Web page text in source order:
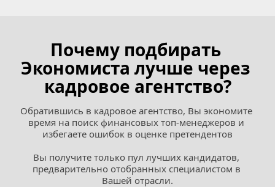
Почему подбирать
Экономиста лучше через
кадровое агентство?
Обратившись в кадровое агентство, Вы экономите
время на поиск финансовых топ-менеджеров и
избегаете ошибок в оценке претендентов
Вы получите только пул лучших кандидатов,
предварительно отобранных специалистом в
Вашей отрасли.